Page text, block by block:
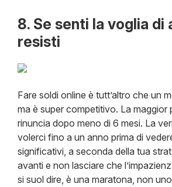
8. Se senti la voglia di
resisti
Fare soldi online è tutt’altro che un
ma è super competitivo. La maggior
rinuncia dopo meno di 6 mesi. La
volerci fino a un anno prima di
significativi, a seconda della tua
avanti e non lasciare che
si suol dire, è una maratona, non